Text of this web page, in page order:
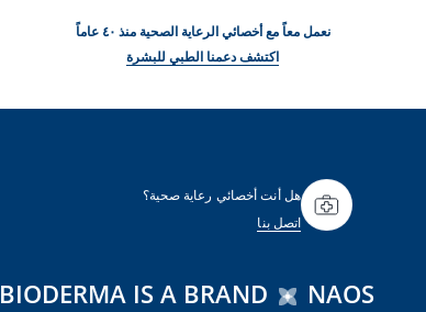
نعمل معاً مع أخصائي الرعاية الصحية منذ ٤٠ عاماً
اكتشف دعمنا الطبي للبشرة
هل أنت أخصائي رعاية صحية؟
اتصل بنا
BIODERMA IS A BRAND NAOS